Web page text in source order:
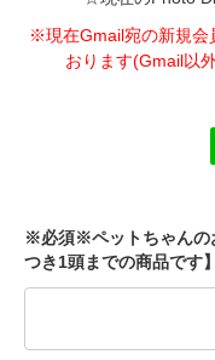
※現在Gmail宛の新規会
おります(Gmail以
※必須※ペットちゃんの
つき1頭までの商品です】